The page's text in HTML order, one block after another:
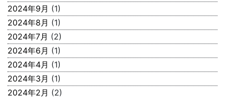
2024年9月 (1)
2024年8月 (1)
2024年7月 (2)
2024年6月 (1)
2024年4月 (1)
2024年3月 (1)
2024年2月 (2)